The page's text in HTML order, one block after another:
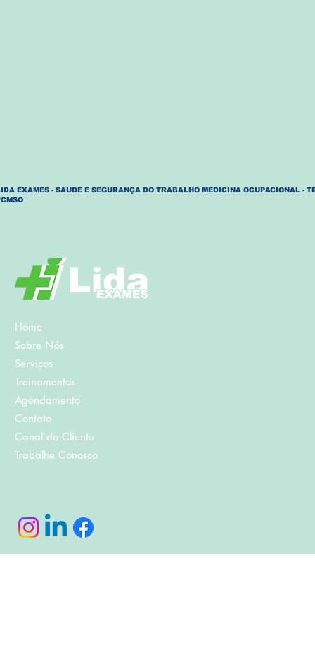
EXAMES - SAUDE E SEGURANÇA DO TRABALHO MEDICINA OCUPACIONAL -
Home
Sobre Nós
Serviços
Treinamentos
Agendamento
Contato
Canal do Cliente
Trabalhe Conosco